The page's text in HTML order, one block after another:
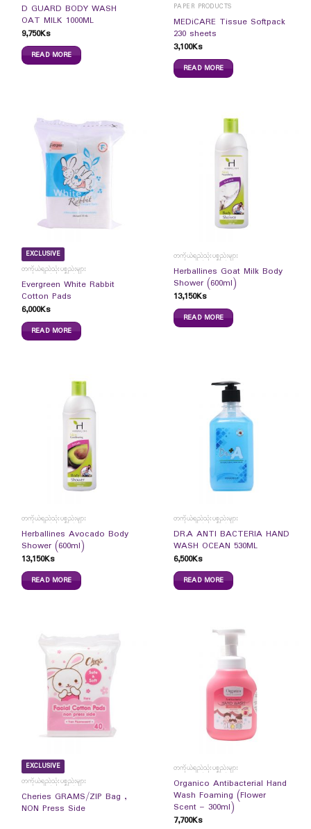
D GUARD BODY WASH
OAT MILK 1000ML
9,750Ks
READ MORE
PAPER PRODUCTS
MEDiCARE Tissue Softpack
230 sheets
3,100Ks
READ MORE
EXCLUSIVE
တကိုယ်ရည်သုံးပစ္စည်းများ
Evergreen White Rabbit
Cotton Pads
6,000Ks
READ MORE
တကိုယ်ရည်သုံးပစ္စည်းများ
Herballines Goat Milk Body
Shower (600ml)
13,150Ks
READ MORE
တကိုယ်ရည်သုံးပစ္စည်းများ
Herballines Avocado Body
Shower (600ml)
13,150Ks
READ MORE
တကိုယ်ရည်သုံးပစ္စည်းများ
DR.A ANTI BACTERIA HAND
WASH OCEAN 530ML
6,500Ks
READ MORE
EXCLUSIVE
တကိုယ်ရည်သုံးပစ္စည်းများ
Cheries GRAMS/ZIP Bag ,
NON Press Side
တကိုယ်ရည်သုံးပစ္စည်းများ
Organico Antibacterial Hand
Wash Foaming (Flower
Scent – 300ml)
7,700Ks